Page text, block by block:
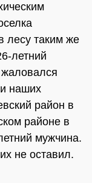
лесу таким же
летний
наших
район в
районе в
мужчина.
не оставил.